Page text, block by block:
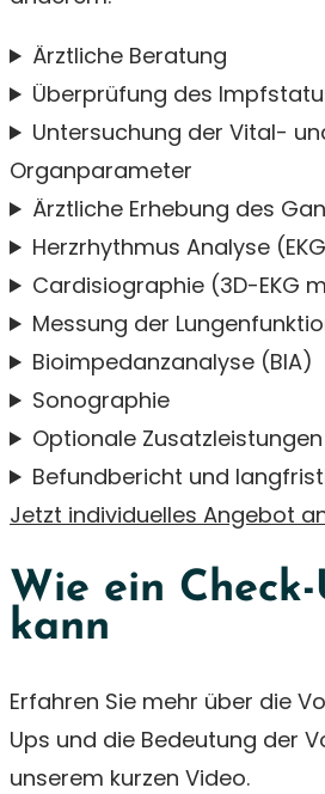
Ärztliche Beratung
Überprüfung des
Untersuchung der Vital-
Organparameter
Ärztliche Erhebung des
Herzrhythmus Analyse
Cardisiographie (3D-EKG
Messung der
Bioimpedanzanalyse (BIA)
Sonographie
Optionale Zusatzleistungen
Befundbericht und
Jetzt individuelles Angebot
Wie ein
kann
Erfahren Sie mehr über die
Ups und die Bedeutung der
unserem kurzen Video.